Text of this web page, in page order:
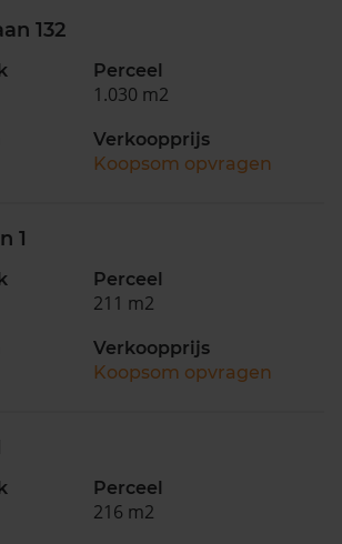
132
Perceel
1.030 m2
Verkoopprijs
Koopsom opvragen
1
Perceel
211 m2
Verkoopprijs
Koopsom opvragen
Perceel
216 m2